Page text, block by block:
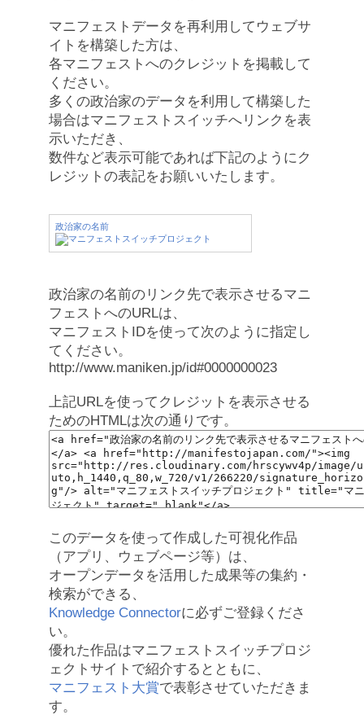
マニフェストデータを再利用してウェブサ
イトを構築した方は、
各マニフェストへのクレジットを掲載して
ください。
多くの政治家のデータを利用して構築した
場合はマニフェストスイッチへリンクを表
示いただき、
数件など表示可能であれば下記のようにク
レジットの表記をお願いいたします。
政治家の名前
政治家の名前のリンク先で表示させるマニ
フェストへのURLは、
マニフェストIDを使って次のように指定し
てください。
http://www.maniken.jp/id#0000000023
上記URLを使ってクレジットを表示させる
ためのHTMLは次の通りです。
このデータを使って作成した可視化作品
（アプリ、ウェブページ等）は、
オープンデータを活用した成果等の集約・
検索ができる、
Knowledge Connectorに必ずご登録くださ
い。
優れた作品はマニフェストスイッチプロジ
ェクトサイトで紹介するとともに、
マニフェスト大賞で表彰させていただきま
す。